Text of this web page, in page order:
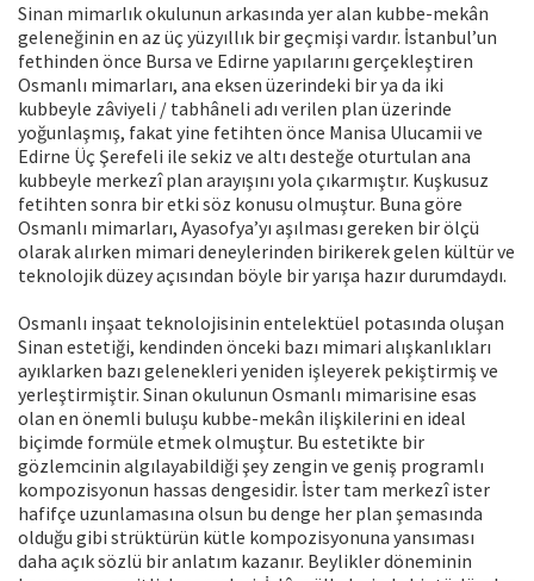
Sinan mimarlık okulunun arkasında yer alan kubbe-mekân
geleneğinin en az üç yüzyıllık bir geçmişi vardır. İstanbul’un
fethinden önce Bursa ve Edirne yapılarını gerçekleştiren
Osmanlı mimarları, ana eksen üzerindeki bir ya da iki
kubbeyle zâviyeli / tabhâneli adı verilen plan üzerinde
yoğunlaşmış, fakat yine fetihten önce Manisa Ulucamii ve
Edirne Üç Şerefeli ile sekiz ve altı desteğe oturtulan ana
kubbeyle merkezî plan arayışını yola çıkarmıştır. Kuşkusuz
fetihten sonra bir etki söz konusu olmuştur. Buna göre
Osmanlı mimarları, Ayasofya’yı aşılması gereken bir ölçü
olarak alırken mimari deneylerinden birikerek gelen kültür ve
teknolojik düzey açısından böyle bir yarışa hazır durumdaydı.
Osmanlı inşaat teknolojisinin entelektüel potasında oluşan
Sinan estetiği, kendinden önceki bazı mimari alışkanlıkları
ayıklarken bazı gelenekleri yeniden işleyerek pekiştirmiş ve
yerleştirmiştir. Sinan okulunun Osmanlı mimarisine esas
olan en önemli buluşu kubbe-mekân ilişkilerini en ideal
biçimde formüle etmek olmuştur. Bu estetikte bir
gözlemcinin algılayabildiği şey zengin ve geniş programlı
kompozisyonun hassas dengesidir. İster tam merkezî ister
hafifçe uzunlamasına olsun bu denge her plan şemasında
olduğu gibi strüktürün kütle kompozisyonuna yansıması
daha açık sözlü bir anlatım kazanır. Beylikler döneminin